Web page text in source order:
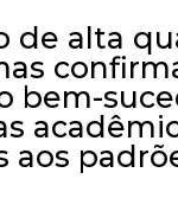
de alta
bem-
aos